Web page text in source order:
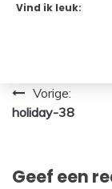
Vind ik leuk:
Bericht
navigatie
Vorige:
holiday-38
Geef een